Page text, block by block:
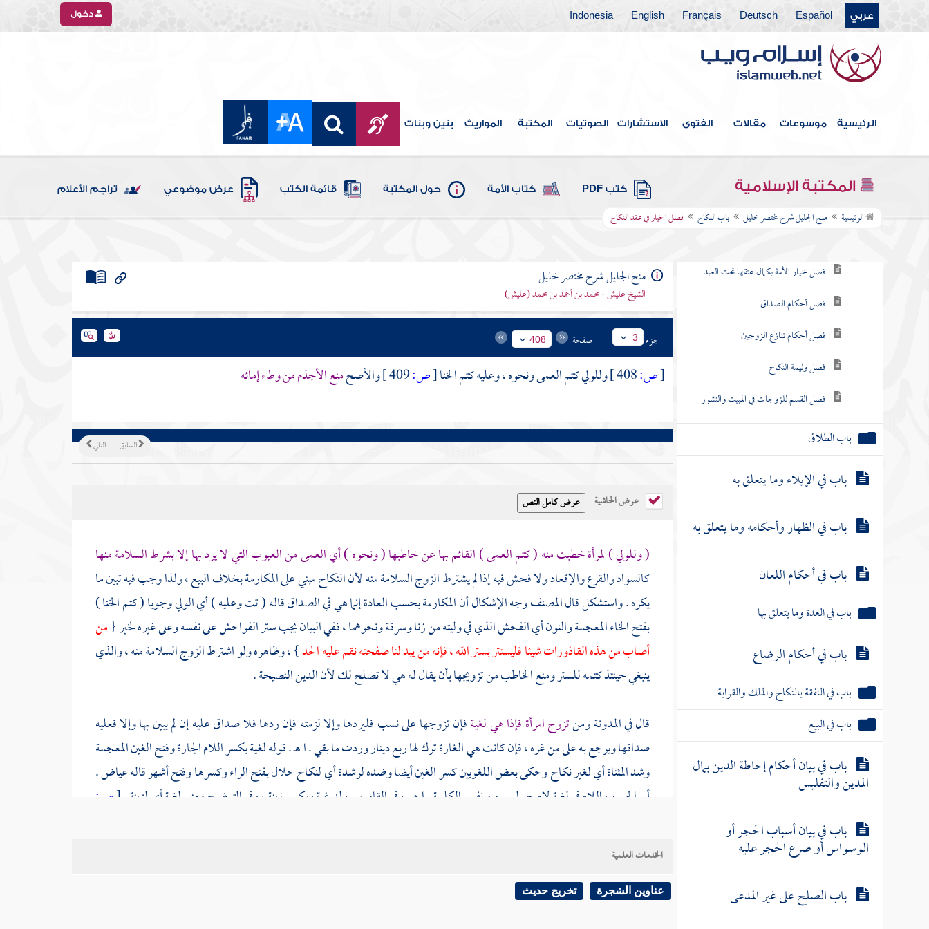
عربي Español
Deutsch
Français
English
Indonesia دخول
الرئيسية موسوعات مقالات الفتوى الاستشارات الصوتيات المكتبة المواريث بنين وبنات
المكتبة الإسلامية كتب PDF كتاب الأمة حول المكتبة قائمة الكتب عرض موضوعي تراجم الأعلام
الرئيسية منح الجليل شرح مختصر خليل باب النكاح فصل الخيار في عقد النكاح
باب اليمين
فصل في النذر
باب الجهاد
باب ما خص به النبي بوجوب
الضحى والأضحى والتهجد والوتر
باب النكاح
فصل خيار الأمة بكمال عتقها تحت العبد
فصل أحكام الصداق
فصل أحكام تنازع الزوجين
فصل وليمة النكاح
فصل القسم للزوجات في المبيت والنشوز
باب الطلاق
باب في الإيلاء وما يتعلق به
باب في الظهار وأحكامه وما يتعلق به
باب في أحكام اللعان
باب في العدة وما يتعلق بها
باب في أحكام الرضاع
باب في النفقة بالنكاح والملك والقرابة
باب في البيع
باب في بيان أحكام إحاطة الدين بمال
المدين والتفليس
باب في بيان أسباب الحجر أو
الوسواس أو صرع الحجر عليه
باب الصلح على غير المدعى
منح الجليل شرح مختصر خليل
الشيخ عليش - محمد بن أحمد بن محمد (عليش)
جزء 3 صفحة 408
[ص: وللولي كتم العمى ونحوه ، وعليه كتم الخنا[ص: والأصحمنع الأجذم من وطء إمائه
التالي السابق
عرض الحاشية
( وللولي ) لمرأة خطبت منه ( كتم العمى ) القائم بها عن خاطبها ( ونحوه ) أي العمى من العيوب التي لا يرد بها إلا بشرط السلامة منها
كالسواد والقرع والإقعاد ولا فحش فيه إذا لم يشترط الزوج السلامة منه لأن النكاح مبني على المكارمة بخلاف البيع ، ولذا وجب فيه تبين ما
يكره . واستشكل قالالمصنفوجه الإشكال أن المكارمة بحسب العادة إنما هي في الصداق قاله (تتوعليه ) أي الولي وجوبا ( كتم الخنا )
بفتح الخاء المعجمة والنون أي الفحش الذي في وليته من زنا وسرقة ونحوهما ، ففي البيان يجب ستر الفواحش على نفسه وعلى غيره لخبر {من
أصاب من هذه القاذورات شيئا فليستتر بستر الله ، فإنه من يبد لنا صفحته نقم عليه الحد} ، وظاهره ولو اشترط الزوج السلامة منه ، والذي
ينبغي حينئذ كتمه للستر ومنع الخاطب من تزويجها بأن يقال له هي لا تصلح لك لأن الدين النصيحة .
قال في المدونة ومنتزوج امرأة فإذا هي لغيةفإن تزوجها على نسب فليردها وإلا لزمته فإن ردها فلا صداق عليه إن لم يبين بها وإلا فعليه
صداقها ويرجع به على من غره ، فإن كانت هي الغارة ترك لها ربع دينار وردت ما بقي . ا هـ . قوله لغية بكسر اللام الجارة وفتح الغين المعجمة
وشد المثناة أي لغير نكاح وحكى بعض اللغويين كسر الغين أيضا وضده لرشدة أي لنكاح حلال بفتح الراء وكسرها وفتح أشهر قالهعياض.
أبو الحسن واللام في لغية لام جر ليس من نفس الكلمة . ا هـ . وفي القاموس ولد غية وبكسر زينة ، وفي التوضيح معنى لغية أي لزينة . [ص:
409 ]
فالموافق لاصطلاحه والأظهر منع الأجذم ( من وطء إمائه ) لأنه يضرهن ، أراد بالمنع الحيلولة بينه وبينهن ، وكذا الأبرص كما في الطرر
الخدمات العلمية
عناوين الشجرة تخريج حديث